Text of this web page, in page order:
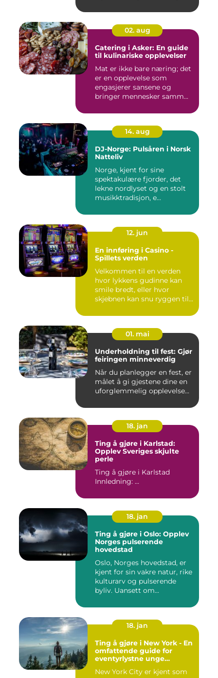
02. aug
Catering i Asker: En guide
til kulinariske opplevelser
Mat er ikke bare næring; det
er en opplevelse som
engasjerer sansene og
bringer mennesker samm...
14. aug
DJ-Norge: Pulsåren i Norsk
Natteliv
Norge, kjent for sine
spektakulære fjorder, det
lekne nordlyset og en stolt
musikktradisjon, e...
12. jun
En innføring i Casino -
Spillets verden
Velkommen til en verden
hvor lykkens gudinne kan
smile bredt, eller hvor
skjebnen kan snu ryggen til...
01. mai
Underholdning til fest: Gjør
feiringen minneverdig
Når du planlegger en fest, er
målet å gi gjestene dine en
uforglemmelig opplevelse...
18. jan
Ting å gjøre i Karlstad:
Opplev Sveriges skjulte
perle
Ting å gjøre i Karlstad
Innledning: ...
18. jan
Ting å gjøre i Oslo: Opplev
Norges pulserende
hovedstad
Oslo, Norges hovedstad, er
kjent for sin vakre natur, rike
kulturarv og pulserende
byliv. Uansett om...
18. jan
Ting å gjøre i New York - En
omfattende guide for
eventyrlystne unge
New York City er kjent som